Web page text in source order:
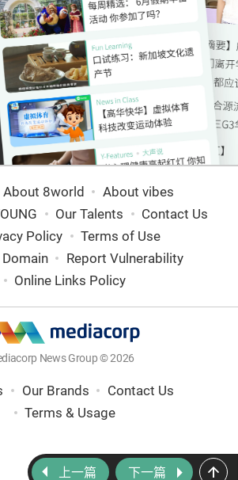
About 8world
About vibes
Our Talents
Contact Us
Policy
Terms of Use
Report Vulnerability
Online Links Policy
上一篇 下一篇
News Group © 2026
Our Brands
Contact Us
Terms & Usage